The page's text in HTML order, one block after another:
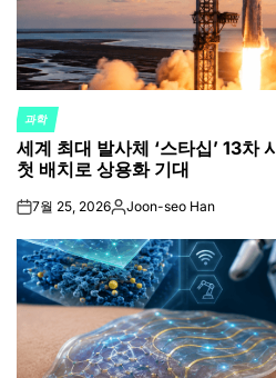
POSTED
IN
과학
세계 최대 발사체 ‘스타십’ 13차
첫 배치로 상용화 기대
on7월 25, 2026Posted
Joon-seo Han